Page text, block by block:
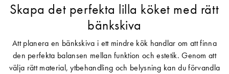
Skapa det perfekta lilla köket med rätt
bänkskiva
Att planera en bänkskiva i ett mindre kök handlar om att finna
den perfekta balansen mellan funktion och estetik. Genom att
välja rätt material, ytbehandling och belysning kan du förvandla